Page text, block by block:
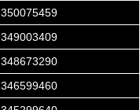
350075459
349003409
348673290
346599460